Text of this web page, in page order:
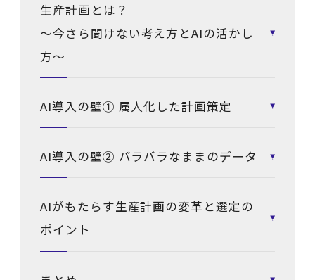
生産計画とは？
～今さら聞けない考え方とAIの活かし
方～
AI導入の壁① 属人化した計画策定
AI導入の壁② バラバラなままのデータ
AIがもたらす生産計画の変革と選定の
ポイント